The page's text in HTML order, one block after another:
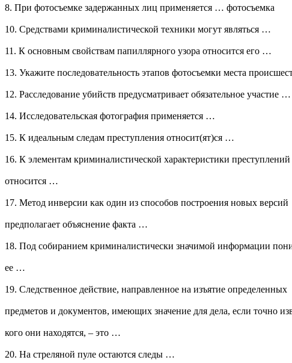
8. При фотосъемке задержанных лиц применяется … фотосъемка
10. Средствами криминалистической техники могут являться …
11. К основным свойствам папиллярного узора относится его …
13. Укажите последовательность этапов фотосъемки места
12. Расследование убийств предусматривает обязательное участие …
14. Исследовательская фотография применяется …
15. К идеальным следам преступления относит(ят)ся …
16. К элементам криминалистической характеристики преступлений
относится …
17. Метод инверсии как один из способов построения новых версий
предполагает объяснение факта …
18. Под собиранием криминалистически значимой информации
ее …
19. Следственное действие, направленное на изъятие определенных
предметов и документов, имеющих значение для дела, если точно
кого они находятся, – это …
20. На стреляной пуле остаются следы …